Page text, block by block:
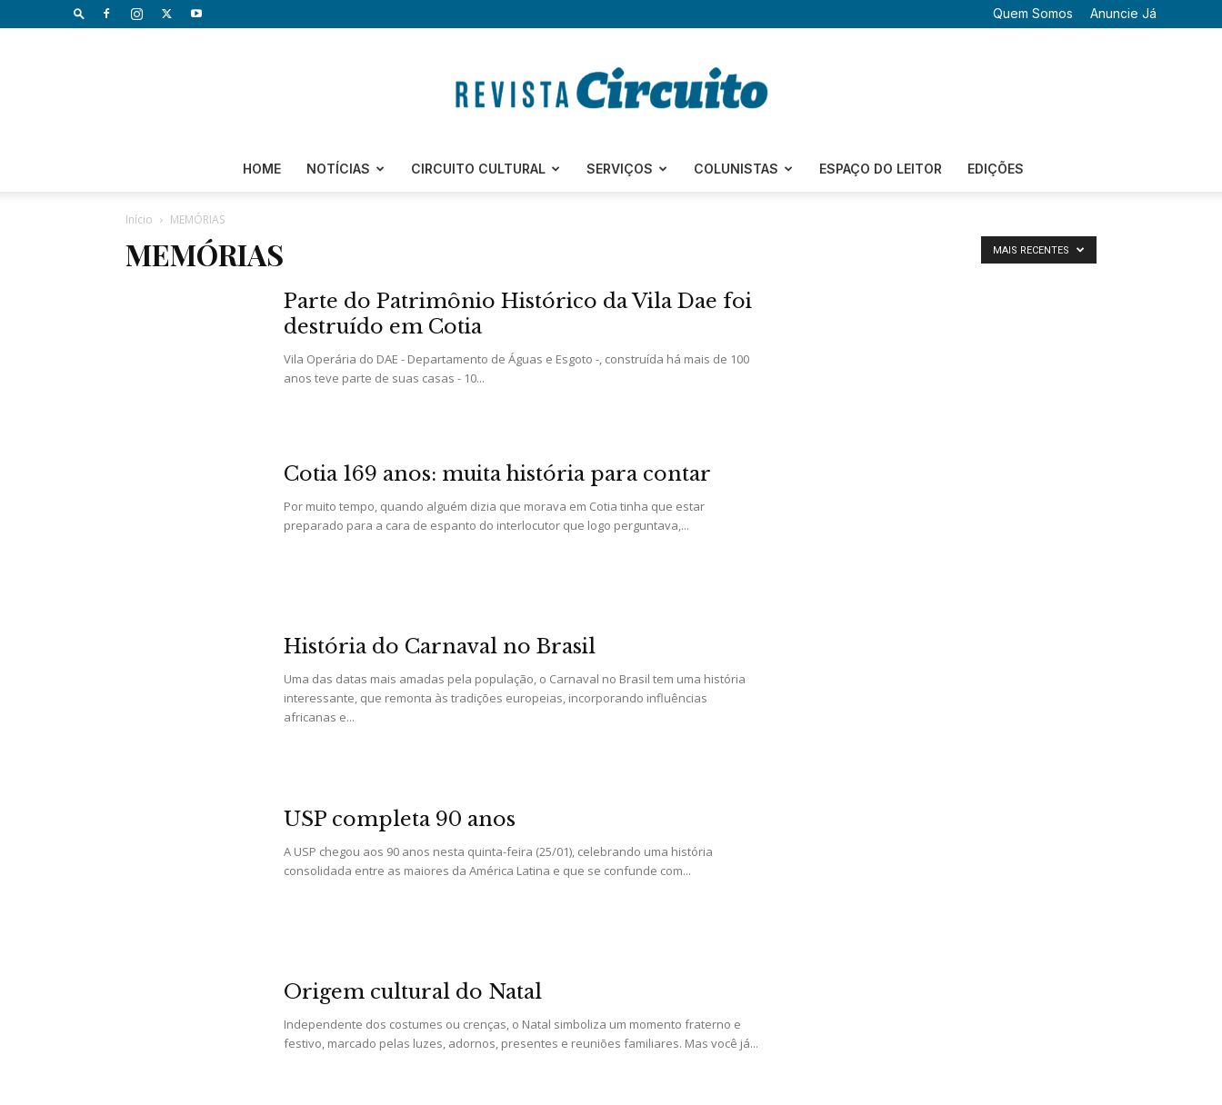
Quem Somos Anuncie Já
Revista
Portal
da
HOME NOTÍCIAS CIRCUITO CULTURAL SERVIÇOS COLUNISTAS ESPAÇO DO LEITOR EDIÇÕES
Início MEMÓRIAS
MEMÓRIAS MAIS RECENTES
Parte do Patrimônio Histórico da Vila Dae foi
destruído em Cotia
Vila Operária do DAE - Departamento de Águas e Esgoto -, construída há mais de 100
anos teve parte de suas casas - 10...
Cotia 169 anos: muita história para contar
Por muito tempo, quando alguém dizia que morava em Cotia tinha que estar
preparado para a cara de espanto do interlocutor que logo perguntava,...
História do Carnaval no Brasil
Uma das datas mais amadas pela população, o Carnaval no Brasil tem uma história
interessante, que remonta às tradições europeias, incorporando influências
africanas e...
USP completa 90 anos
A USP chegou aos 90 anos nesta quinta-feira (25/01), celebrando uma história
consolidada entre as maiores da América Latina e que se confunde com...
Origem cultural do Natal
Independente dos costumes ou crenças, o Natal simboliza um momento fraterno e
festivo, marcado pelas luzes, adornos, presentes e reuniões familiares. Mas você já...